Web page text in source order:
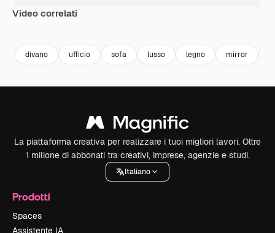
Video correlati
divano ufficio sofa lusso legno mirror
La piattaforma creativa per realizzare i tuoi migliori lavori. Oltre
1 milione di abbonati tra creativi, imprese, agenzie e studi.
Italiano
Prodotti
Spaces
Assistente IA